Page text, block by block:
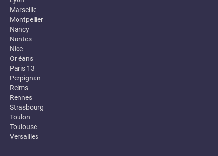
Marseille
Montpellier
Nancy
Nantes
Nice
Orléans
Paris 13
Perpignan
Reims
Rennes
Strasbourg
Toulon
Toulouse
Versailles